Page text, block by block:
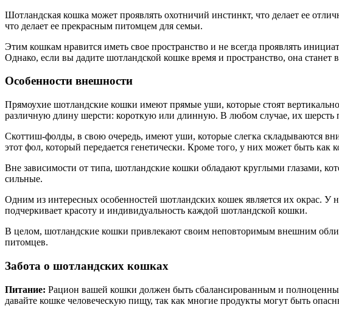
Шотландская кошка может проявлять охотничий инстинкт, что делает ее
что делает ее прекрасным питомцем для семьи.
Этим кошкам нравится иметь свое пространство и не всегда проявлять
Однако, если вы дадите шотландской кошке время и пространство, она
Особенности внешности
Прямоухие шотландские кошки имеют прямые уши, которые стоят
различную длину шерсти: короткую или длинную. В любом случае, их шерсть
Скоттиш-фолды, в свою очередь, имеют уши, которые слегка складываются
этот фол, который передается генетически. Кроме того, у них может быть как
Вне зависимости от типа, шотландские кошки обладают круглыми глазами,
сильные.
Одним из интересных особенностей шотландских кошек является их окрас. У
подчеркивает красоту и индивидуальность каждой шотландской кошки.
В целом, шотландские кошки привлекают своим неповторимым внешним
питомцев.
Забота о шотландских кошках
Питание: Рацион вашей кошки должен быть сбалансированным и
давайте кошке человеческую пищу, так как многие продукты могут быть